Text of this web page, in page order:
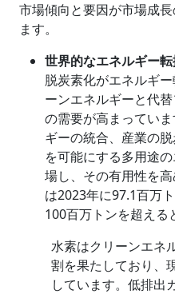
市場傾向と要因が市場成
ます。
世界的なエネルギー
脱炭素化がエネルギ
ーンエネルギーと代
の需要が高まってい
ギーの統合、産業の
を可能にする多用途
場し、その有用性を
は2023年に97.1百万
100百万トンを超える
水素はクリーンエネ
割を果たしており、
しています。低排出